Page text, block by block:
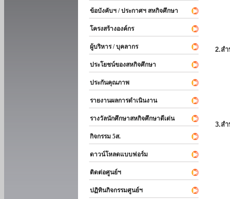
ข้อบังคับฯ / ประกาศฯ สหกิจศึกษา
โครงสร้างองค์กร
ผู้บริหาร / บุคลากร
ประโยชน์ของสหกิจศึกษา
ประกันคุณภาพ
รายงานผลการดำเนินงาน
รางวัลนักศึกษาสหกิจศึกษาดีเด่น
กิจกรรม 5ส.
ดาวน์โหลดแบบฟอร์ม
ติดต่อศูนย์ฯ
ปฏิทินกิจกรรมศูนย์ฯ
2.ส
3.ส